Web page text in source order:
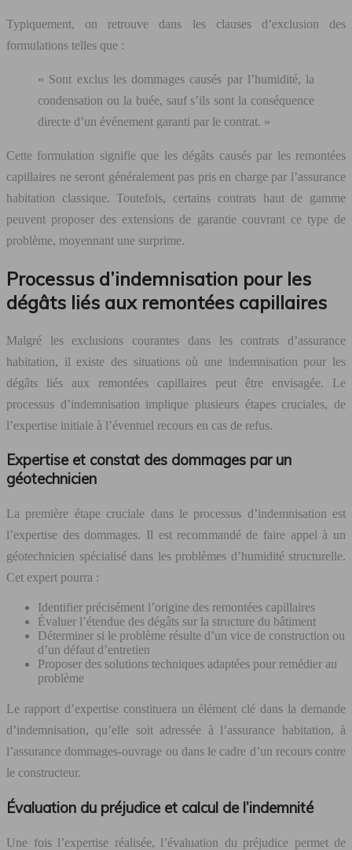
Typiquement, on retrouve dans les clauses d’exclusion des
formulations telles que :
« Sont exclus les dommages causés par l’humidité, la
condensation ou la buée, sauf s’ils sont la conséquence
directe d’un événement garanti par le contrat. »
Cette formulation signifie que les dégâts causés par les remontées
capillaires ne seront généralement pas pris en charge par l’assurance
habitation classique. Toutefois, certains contrats haut de gamme
peuvent proposer des extensions de garantie couvrant ce type de
problème, moyennant une surprime.
Processus d’indemnisation pour les
dégâts liés aux remontées capillaires
Malgré les exclusions courantes dans les contrats d’assurance
habitation, il existe des situations où une indemnisation pour les
dégâts liés aux remontées capillaires peut être envisagée. Le
processus d’indemnisation implique plusieurs étapes cruciales, de
l’expertise initiale à l’éventuel recours en cas de refus.
Expertise et constat des dommages par un
géotechnicien
La première étape cruciale dans le processus d’indemnisation est
l’expertise des dommages. Il est recommandé de faire appel à un
géotechnicien spécialisé dans les problèmes d’humidité structurelle.
Cet expert pourra :
Identifier précisément l’origine des remontées capillaires
Évaluer l’étendue des dégâts sur la structure du bâtiment
Déterminer si le problème résulte d’un vice de construction ou
d’un défaut d’entretien
Proposer des solutions techniques adaptées pour remédier au
problème
Le rapport d’expertise constituera un élément clé dans la demande
d’indemnisation, qu’elle soit adressée à l’assurance habitation, à
l’assurance dommages-ouvrage ou dans le cadre d’un recours contre
le constructeur.
Évaluation du préjudice et calcul de l’indemnité
Une fois l’expertise réalisée, l’évaluation du préjudice permet de